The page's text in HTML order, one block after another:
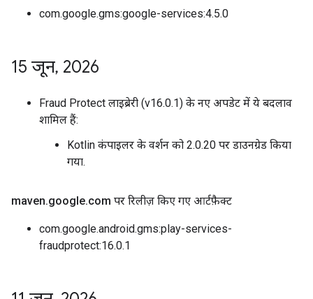
com.google.gms:google-services:4.5.0
15 जून, 2026
Fraud Protect लाइब्रेरी (v16.0.1) के नए अपडेट में ये बदलाव
शामिल हैं:
Kotlin कंपाइलर के वर्शन को 2.0.20 पर डाउनग्रेड किया
गया.
maven.google.com पर रिलीज़ किए गए आर्टफ़ैक्ट
com.google.android.gms:play-services-
fraudprotect:16.0.1